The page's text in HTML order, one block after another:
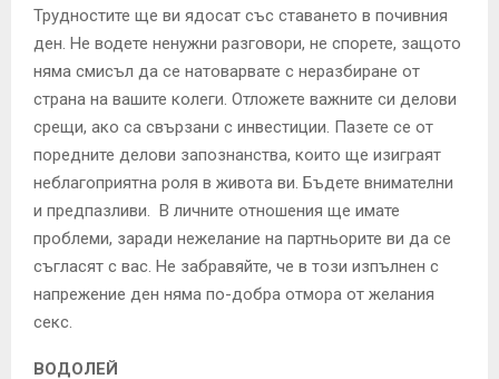
Трудностите ще ви ядосат със ставането в почивния
ден. Не водете ненужни разговори, не спорете, защото
няма смисъл да се натоварвате с неразбиране от
страна на вашите колеги. Отложете важните си делови
срещи, ако са свързани с инвестиции. Пазете се от
поредните делови запознанства, които ще изиграят
неблагоприятна роля в живота ви. Бъдете внимателни
и предпазливи. В личните отношения ще имате
проблеми, заради нежелание на партньорите ви да се
съгласят с вас. Не забравяйте, че в този изпълнен с
напрежение ден няма по-добра отмора от желания
секс.
ВОДОЛЕЙ